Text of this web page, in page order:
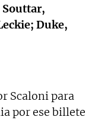
Souttar,
Duke,
Scaloni para
por ese billete